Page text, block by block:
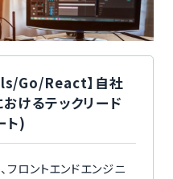
Go/React】自社
けるテックリード
ト)
フロントエンドエンジニ